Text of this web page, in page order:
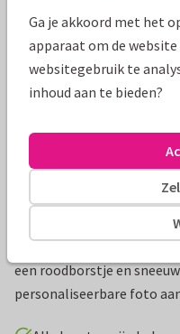
Productinformatie
Stijlvolle aquarel
een roodborstje en
personaliseerbare foto
Ga je akkoord met het
apparaat om de
websitegebruik te
inhoud aan te bieden?